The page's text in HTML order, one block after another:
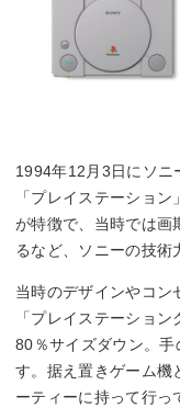
1994年12月3日にソニ
「プレイステーショ
が特徴で、当時では画
るなど、ソニーの技術
当時のデザインやコン
「プレイステーショ
80％サイズダウン。手
す。据え置きゲーム機
ーティーに持って行っ